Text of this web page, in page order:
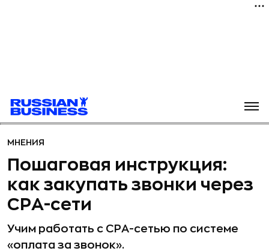
МНЕНИЯ
Пошаговая инструкция:
как закупать звонки через
СРА-сети
Учим работать с СРА-сетью по системе
«оплата за звонок».